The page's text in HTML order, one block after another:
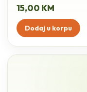
15,00 KM
Dodaj u korpu